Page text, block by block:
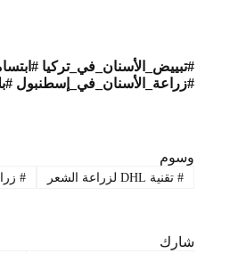
#تبييض_الأسنان_في_تركيا
#زراعة_الأسنان_في_إسطنبول
وسوم
#تقنية DHL لزراعة الشعر #
شارك